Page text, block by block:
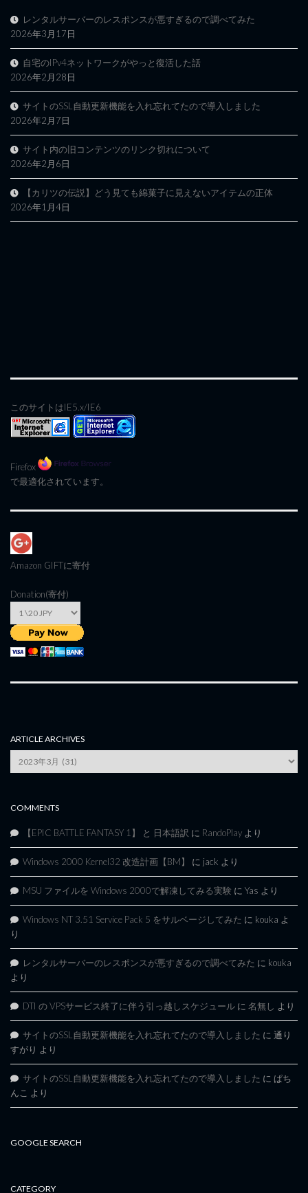
レンタルサーバーのレスポンスが悪すぎるので調べてみた
2026年3月17日
自宅のIPv4ネットワークがやっと復活した話
2026年2月28日
サイトのSSL自動更新機能を入れ忘れてたので導入しました
2026年2月7日
サイト内の旧コンテンツのリンク切れについて
2026年2月6日
【カリツの伝説】どう見ても綿菓子に見えないアイテムの正体
2026年1月4日
このサイトはIE5.x/IE6
Firefox
で最適化されています。
Amazon GIFTに寄付
Donation(寄付)
ARTICLE ARCHIVES
Archives
COMMENTS
【EPIC BATTLE FANTASY 1】 と 日本語訳 に RandoPlay より
Windows 2000 Kernel32 改造計画【BM】 に jack より
MSU ファイルを Windows 2000で解凍してみる実験 に Yas より
Windows NT 3.51 Service Pack 5 をサルベージしてみた に kouka よ
り
レンタルサーバーのレスポンスが悪すぎるので調べてみた に kouka
より
DTI の VPSサービス終了に伴う引っ越しスケジュール に 名無し より
サイトのSSL自動更新機能を入れ忘れてたので導入しました に 通り
すがり より
サイトのSSL自動更新機能を入れ忘れてたので導入しました に ぱち
んこ より
GOOGLE SEARCH
CATEGORY